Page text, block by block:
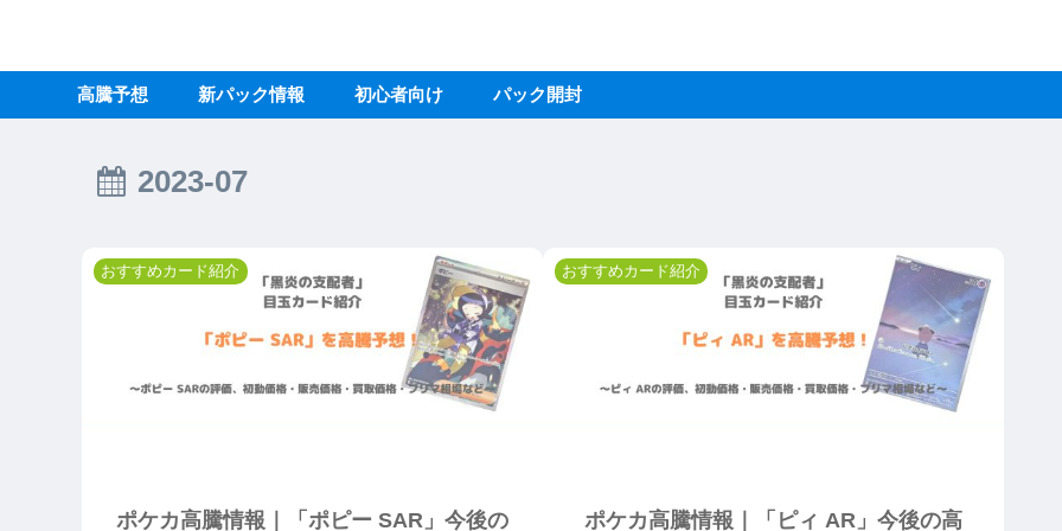
高騰予想 新パック情報 初心者向け パック開封
2023-07
おすすめカード紹介
ポケカ高騰情報｜「ポピー SAR」今後の
おすすめカード紹介
ポケカ高騰情報｜「ピィ AR」今後の高